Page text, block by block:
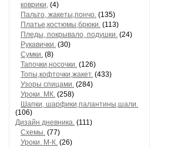
коврики, (4)
Пальто, жакеты,пончо. (135)
Платье,костюмы,брюки. (113)
Пледы, покрывало, подушки. (24)
Рукавички. (30)
Сумки. (8)
Тапочки,носочки. (126)
Топы,кофточки,жакет. (433)
Узоры спицами. (284)
Уроки. МК. (258)
Шапки, шарфики,палантины,шали.
(106)
Дизайн дневника. (111)
Схемы. (77)
Уроки. М-К. (26)